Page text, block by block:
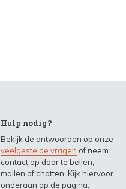
Hulp nodig?
Bekijk de antwoorden op onze
veelgestelde vragen of neem
contact op door te bellen,
mailen of chatten. Kijk hiervoor
onderaan op de pagina.